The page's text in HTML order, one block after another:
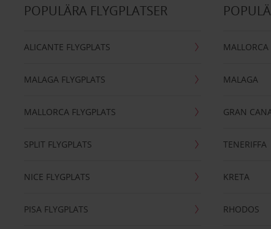
POPULÄRA FLYGPLATSER
ALICANTE FLYGPLATS
MALAGA FLYGPLATS
MALLORCA FLYGPLATS
SPLIT FLYGPLATS
NICE FLYGPLATS
PISA FLYGPLATS
MALLORCA
MALAGA
GRAN
TENERIFFA
KRETA
RHODOS